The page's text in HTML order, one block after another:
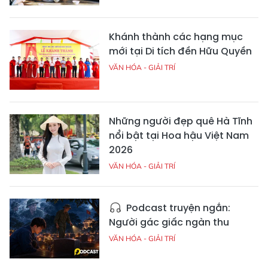
Khánh thành các hạng mục
mới tại Di tích đền Hữu Quyền
VĂN HÓA - GIẢI TRÍ
Những người đẹp quê Hà Tĩnh
nổi bật tại Hoa hậu Việt Nam
2026
VĂN HÓA - GIẢI TRÍ
Podcast truyện ngắn:
Người gác giấc ngàn thu
VĂN HÓA - GIẢI TRÍ